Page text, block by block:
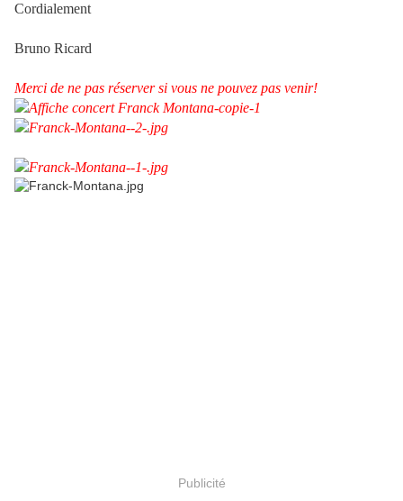
Cordialement
Bruno Ricard
Merci de ne pas réserver si vous ne pouvez pas venir!
Publicité